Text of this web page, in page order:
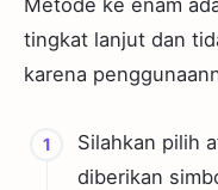
tingkat lanjut dan
karena
Silahkan pilih
diberikan